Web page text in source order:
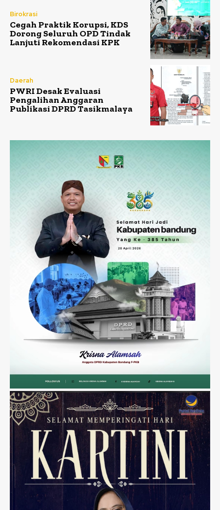
Birokrasi
Cegah Praktik Korupsi, KDS
Dorong Seluruh OPD Tindak
Lanjuti Rekomendasi KPK
Daerah
PWRI Desak Evaluasi
Pengalihan Anggaran
Publikasi DPRD Tasikmalaya